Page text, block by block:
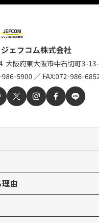
ジェフコム株式会社
大阪府東大阪市中石切町3-
5900 ／ FAX:072-986-
由